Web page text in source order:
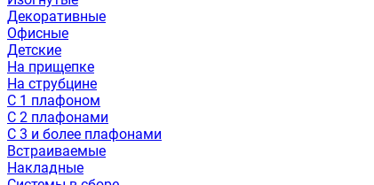
Декоративные
Офисные
Детские
На прищепке
На струбцине
С 1 плафоном
С 2 плафонами
С 3 и более плафонами
Встраиваемые
Накладные